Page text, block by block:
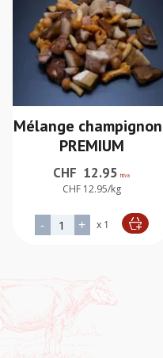
Mélange
PREMIUM
CHF 12.95 htva
CHF 12.95/kg
- quantité de Mélange
+ x 1
Alternative: